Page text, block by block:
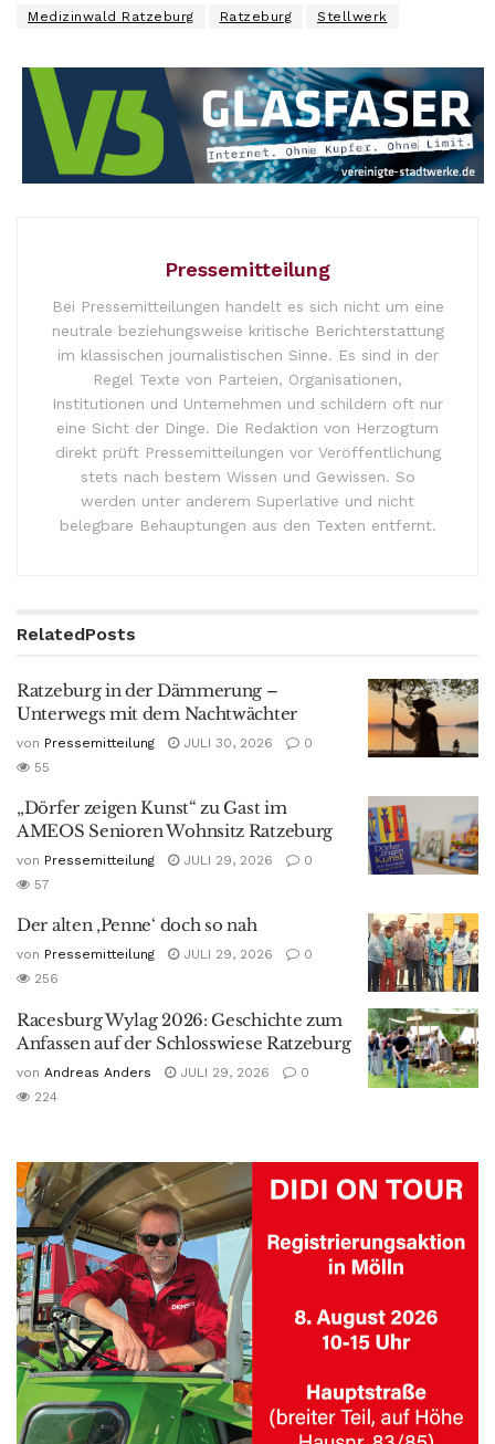
Medizinwald Ratzeburg Ratzeburg Stellwerk
Pressemitteilung
Bei Pressemitteilungen handelt es sich nicht um eine
neutrale beziehungsweise kritische Berichterstattung
im klassischen journalistischen Sinne. Es sind in der
Regel Texte von Parteien, Organisationen,
Institutionen und Unternehmen und schildern oft nur
eine Sicht der Dinge. Die Redaktion von Herzogtum
direkt prüft Pressemitteilungen vor Veröffentlichung
stets nach bestem Wissen und Gewissen. So
werden unter anderem Superlative und nicht
belegbare Behauptungen aus den Texten entfernt.
RelatedPosts
Ratzeburg in der Dämmerung –
Unterwegs mit dem Nachtwächter
von Pressemitteilung JULI 30, 2026
0
55
„Dörfer zeigen Kunst“ zu Gast im
AMEOS Senioren Wohnsitz Ratzeburg
von Pressemitteilung JULI 29, 2026
0
57
Der alten ‚Penne‘ doch so nah
von Pressemitteilung JULI 29, 2026
0
256
Racesburg Wylag 2026: Geschichte zum
Anfassen auf der Schlosswiese Ratzeburg
von Andreas Anders JULI 29, 2026
0
224